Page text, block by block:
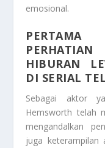
emosional.
PERTAMA
HIBURAN
DI SERIAL
Sebagai aktor
Hemsworth telah
mengandalkan
juga keterampilan